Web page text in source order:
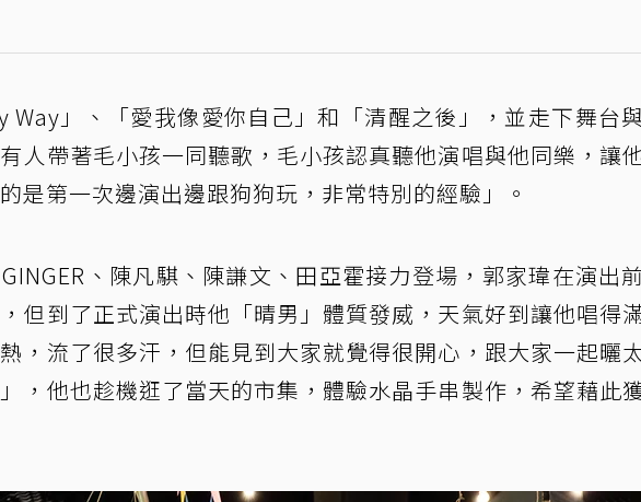
Way」、「愛我像愛你自己」和「清醒之後」，並走下舞台
人帶著毛小孩一同聽歌，毛小孩認真聽他演唱與他同樂，讓
是第一次邊演出邊跟狗狗玩，非常特別的經驗」。
、陳凡騏、陳謙文、田亞霍接力登場，郭家瑋在演出
但到了正式演出時他「晴男」體質發威，天氣好到讓他唱得
，流了很多汗，但能見到大家就覺得很開心，跟大家一起曬
，他也趁機逛了當天的市集，體驗水晶手串製作，希望藉此